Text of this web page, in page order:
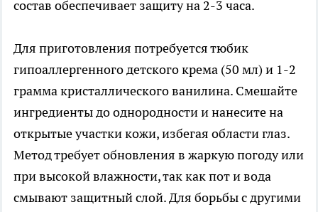
состав обеспечивает защиту на 2-3 часа.
Для приготовления потребуется тюбик
гипоаллергенного детского крема (50 мл) и 1-2
грамма кристаллического ванилина. Смешайте
ингредиенты до однородности и нанесите на
открытые участки кожи, избегая области глаз.
Метод требует обновления в жаркую погоду или
при высокой влажности, так как пот и вода
смывают защитный слой. Для борьбы с другими